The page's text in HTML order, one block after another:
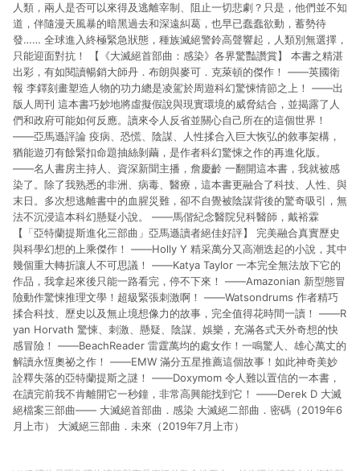
人類，兩人是否可以來得及逃離宰制、阻止一切悲劇？只是，他們並不知
道，伴隨漫天風暴的暗黑過去和深遠糾葛，也早已蠢蠢欲動，蓄勢待
發…… 全球進入終極緊急狀態，種族滅絕警鈴高聲響起，人類別無選擇，
只能迎面對抗！ 【《大滅絕首部曲：感染》各界驚豔讚賞】 本書之精湛
出彩，有如閱讀暢銷大師丹．布朗與麥可．克萊頓的傑作！ ——英國衛
報 李鐸刻畫塑造人物的功力總是凌駕於周遊科幻驚悚情節之上！ ——出
版人周刊 這本書巧妙地將虛擬假說與現實環境的威脅結合，並揭露了人
們和政府可能如何反應。讀來令人反省並關心自己所在的這個世界！
——亞馬遜評論 疫病、恐慌、陰謀、人性揉合入巨大恢弘的敘事架構，
猶能遊刃有餘緊扣命題抽絲剝繭，是作者科幻驚悚之作的再進化版。
——名人書房主持人、資深新聞主播，詹慶齡 一翻開這本書，我就被感
染了。除了我熟悉的非洲、病毒、醫療，這本書更融合了科技、人性、與
末日。多次想逃離書中的血腥災難，卻不自覺被陰謀背後的驚奇吸引，無
法不沉浸這本科幻懸疑小說。 ——馬偕紀念醫院兒科醫師，戴裕霖
【「亞特蘭提斯進化三部曲」亞馬遜讀者絕佳好評】 完美融合真實歷史
與科學幻想的上乘傑作！ ——Holly Y 精采萬分又高潮迭起的小說，其中
幾個重大轉折讓人不可思議！ ——Katya Taylor 一本完全無法放下它的
作品，我拿起來後只能一路看完，停不下來！ ——Amazonian 新型態冒
險動作驚悚推理文學！超級緊張刺激啊！ ——Watsondrums 作者精巧
揉合科技、歷史以及無止境想像力的故事，完全值得花時間一讀！ ——R
yan Horvath 驚悚、刺激、懸疑、陰謀、娛樂，充滿各式天外奇想的快
感冒險！ ——BeachReader 雷霆萬均的處女作！一鳴驚人、雄心萬丈的
解讀永恆奧祕之作！ ——EMW 滿分五星推薦這個故事！如此神奇美妙
詮釋失落的亞特蘭提斯之謎！ ——Doxymom 令人難以置信的一本書，
在讀完前我不肯離開它一秒鐘，非常高興能找到它！ ——Derek D 大滅
絕檔案三部曲—— 大滅絕首部曲．感染 大滅絕二部曲．密碼（2019年6
月上市） 大滅絕三部曲．未來（2019年7月上市）